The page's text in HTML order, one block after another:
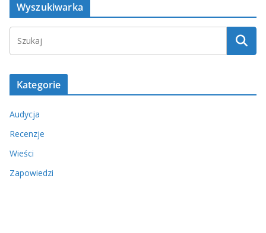
Wyszukiwarka
Kategorie
Audycja
Recenzje
Wieści
Zapowiedzi